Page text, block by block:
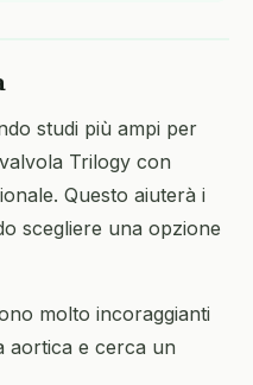
studi più ampi per
Trilogy con
Questo aiuterà i
scegliere una opzione
molto incoraggianti
aortica e cerca un